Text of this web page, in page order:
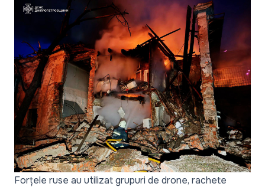
Forțele ruse au utilizat grupuri de drone, rachete